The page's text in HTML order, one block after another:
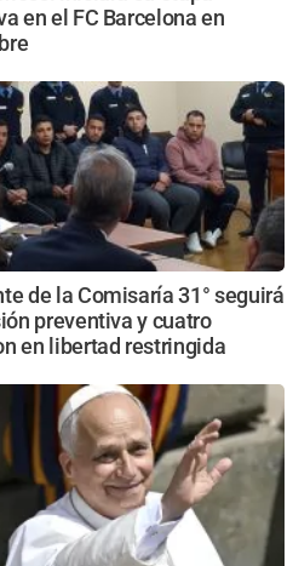
en el FC Barcelona en
de la Comisaría 31° seguirá
preventiva y cuatro
en libertad restringida